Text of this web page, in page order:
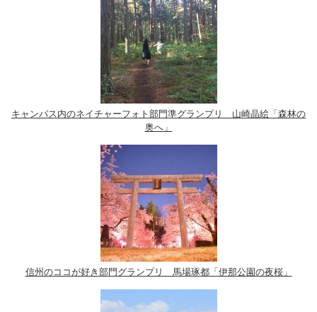
キャンパス内のネイチャーフォト部門準グランプリ 山崎晶絵「森林の
奥へ」
信州のココが好き部門グランプリ 馬場琢都「伊那公園の夜桜」